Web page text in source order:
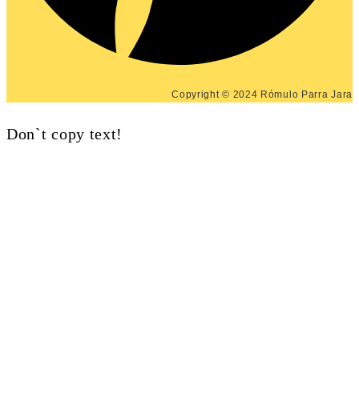
Copyright © 2024 Rómulo Parra Jara
Don`t copy text!